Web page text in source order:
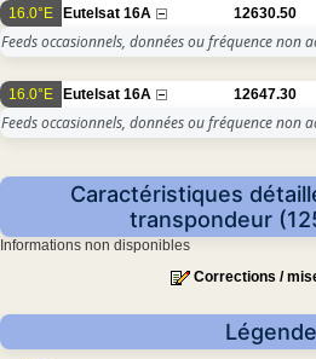
16.0°E Eutelsat 16A 12630.50
Feeds occasionnels, données ou fréquence non
16.0°E Eutelsat 16A 12647.30
Feeds occasionnels, données ou fréquence non
Caractéristiques
transpondeur
Informations non disponibles
Corrections /
Légende